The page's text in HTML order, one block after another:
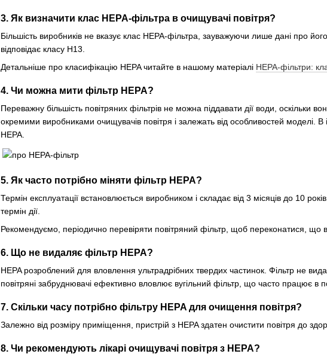
3. Як визначити клас HEPA-фільтра в очищувачі повітря?
Більшість виробників не вказує клас HEPA-фільтра, зауважуючи лише дані про
відповідає класу H13.
Детальніше про класифікацію HEPA читайте в нашому матеріалі HEPA-фільтри:
4. Чи можна мити фільтр HEPA?
Переважну більшість повітряних фільтрів не можна піддавати дії води,
окремими виробниками очищувачів повітря і залежать від особливостей моделі. В
HEPA.
5. Як часто потрібно міняти фільтр HEPA?
Термін експлуатації встановлюється виробником і складає від 3 місяців до 10
термін дії.
Рекомендуємо, періодично перевіряти повітряний фільтр, щоб переконатися, що
6. Що не видаляє фільтр HEPA?
HEPA розроблений для вловлення ультрадрібних твердих частинок. Фільтр не
повітряні забруднювачі ефективно вловлює вугільний фільтр, що часто працює в
7. Скільки часу потрібно фільтру HEPA для очищення повітря?
Залежно від розміру приміщення, пристрій з HEPA здатен очистити повітря до
8. Чи рекомендують лікарі очищувачі повітря з HEPA?